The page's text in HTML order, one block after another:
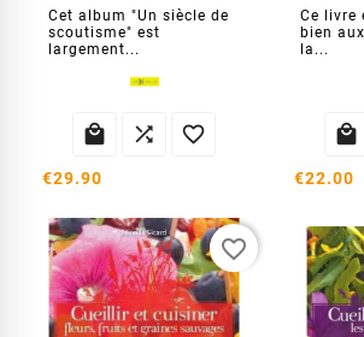
Cet album "Un siècle de
scoutisme" est
largement...
  
€29.90
Ce livre
bien
la...

€22.00
favorite_border